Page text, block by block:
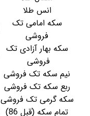
انس طلا
سکه امامی تک
فروشی
سکه بهار آزادی تک
فروشی
نیم سکه تک فروشی
ربع سکه تک فروشی
سکه گرمی تک فروشی
تمام سکه (قبل 86)